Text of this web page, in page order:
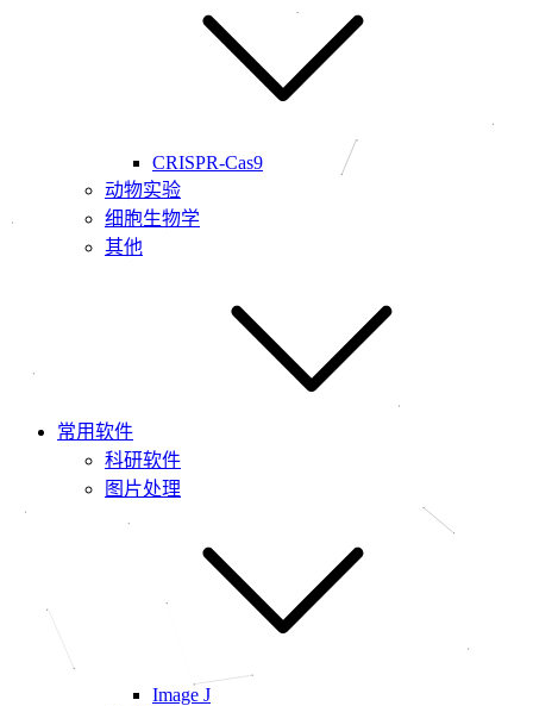
CRISPR-Cas9
动物实验
细胞生物学
其他
常用软件
科研软件
图片处理
Image J